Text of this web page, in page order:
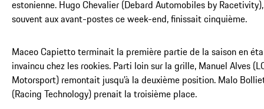
estonienne. Hugo Chevalier (Debard Automobiles by Racetivity),
souvent aux avant-postes ce week-end, finissait cinquième.
Maceo Capietto terminait la première partie de la saison en
invaincu chez les rookies. Parti loin sur la grille, Manuel Alves
Motorsport) remontait jusqu’à la deuxième position. Malo
(Racing Technology) prenait la troisième place.